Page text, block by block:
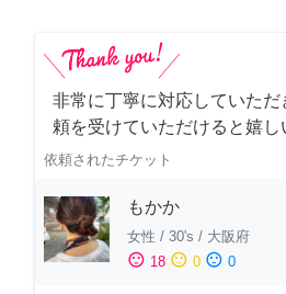
非常に丁寧に対応していただ
頼を受けていただけると嬉し
依頼されたチケット
もかか
女性 / 30's / 大阪府
sentiment_satisfied 18 sentiment_neutral 0 sentiment_dissatisfied 0